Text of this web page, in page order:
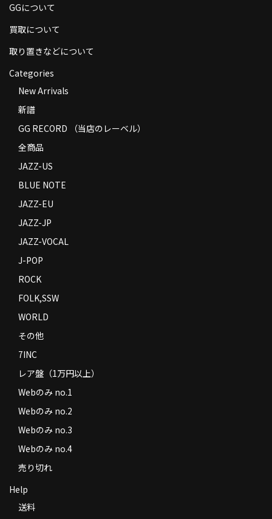
お支払い方法
返品
Privacy Policy
特定商取引法に基づく表示
GGについて
買取について
取り置きなどについて
Categories
New Arrivals
新譜
GG RECORD （当店のレーベル）
全商品
JAZZ-US
BLUE NOTE
JAZZ-EU
JAZZ-JP
JAZZ-VOCAL
J-POP
ROCK
FOLK,SSW
WORLD
その他
7INC
レア盤（1万円以上）
Webのみ no.1
Webのみ no.2
Webのみ no.3
Webのみ no.4
売り切れ
Help
送料